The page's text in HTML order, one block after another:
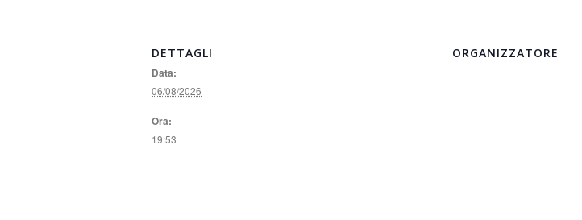
DETTAGLI
Data:
06/08/2026
Ora:
19:53
ORGANIZZATORE